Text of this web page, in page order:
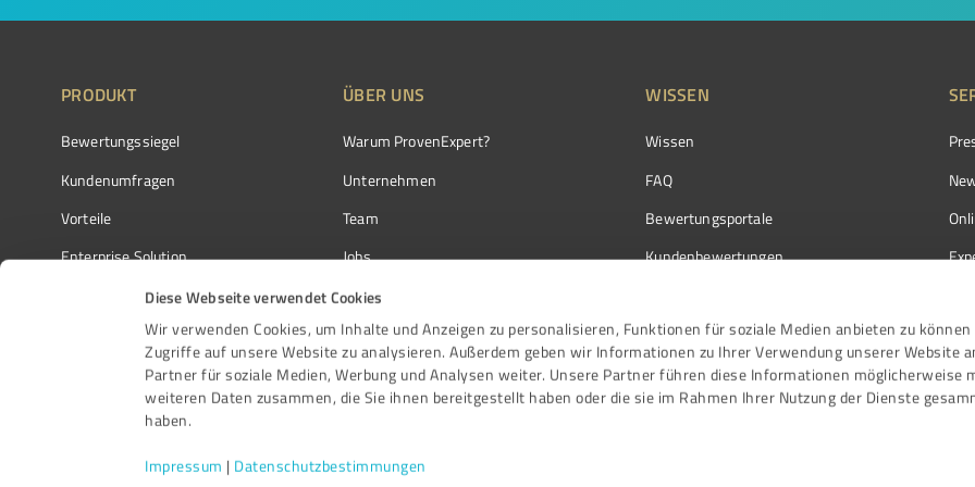
Diese Webseite verwendet Cookies
Wir verwenden Cookies, um Inhalte und Anzeigen zu personalisieren, Funktionen für soziale Medien anbieten zu können
Zugriffe auf unsere Website zu analysieren. Außerdem geben wir Informationen zu Ihrer Verwendung unserer Website
Partner für soziale Medien, Werbung und Analysen weiter. Unsere Partner führen diese Informationen möglicherweise
weiteren Daten zusammen, die Sie ihnen bereitgestellt haben oder die sie im Rahmen Ihrer Nutzung der Dienste
haben.
Impressum | Datenschutzbestimmungen
PRODUKT
Bewertungssiegel
Kundenumfragen
Vorteile
Enterprise Solution
Partnerprogramm
Auszeichnungen
ÜBER UNS
Warum ProvenExpert?
Unternehmen
Team
Jobs
Kundenstimmen
Kontakt
WISSEN
Wissen
FAQ
Bewertungsportale
Kundenbewertungen
Bewertungs­richtlinien
Events